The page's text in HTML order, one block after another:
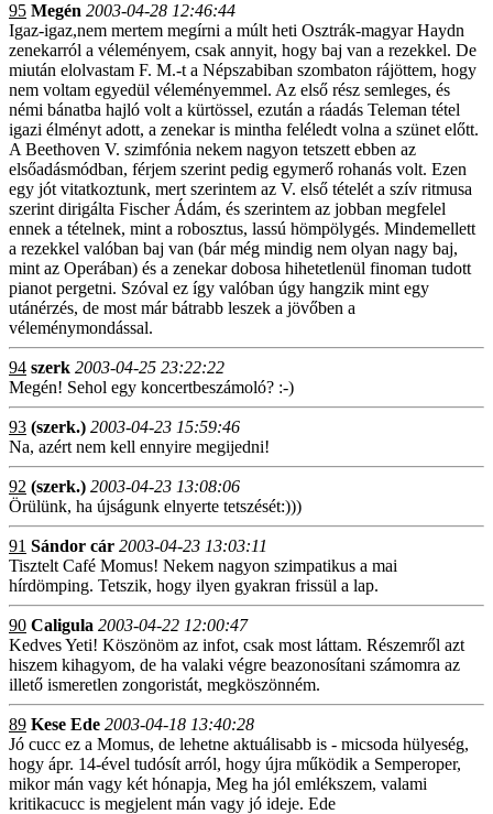
95 Megén 2003-04-28 12:46:44
Igaz-igaz,nem mertem megírni a múlt heti Osztrák-magyar Haydn
zenekarról a véleményem, csak annyit, hogy baj van a rezekkel. De
miután elolvastam F. M.-t a Népszabiban szombaton rájöttem, hogy
nem voltam egyedül véleményemmel. Az első rész semleges, és
némi bánatba hajló volt a kürtössel, ezután a ráadás Teleman tétel
igazi élményt adott, a zenekar is mintha feléledt volna a szünet előtt.
A Beethoven V. szimfónia nekem nagyon tetszett ebben az
elsőadásmódban, férjem szerint pedig egymerő rohanás volt. Ezen
egy jót vitatkoztunk, mert szerintem az V. első tételét a szív ritmusa
szerint dirigálta Fischer Ádám, és szerintem az jobban megfelel
ennek a tételnek, mint a robosztus, lassú hömpölygés. Mindemellett
a rezekkel valóban baj van (bár még mindig nem olyan nagy baj,
mint az Operában) és a zenekar dobosa hihetetlenül finoman tudott
pianot pergetni. Szóval ez így valóban úgy hangzik mint egy
utánérzés, de most már bátrabb leszek a jövőben a
véleménymondással.
94 szerk 2003-04-25 23:22:22
Megén! Sehol egy koncertbeszámoló? :-)
93 (szerk.) 2003-04-23 15:59:46
Na, azért nem kell ennyire megijedni!
92 (szerk.) 2003-04-23 13:08:06
Örülünk, ha újságunk elnyerte tetszését:)))
91 Sándor cár 2003-04-23 13:03:11
Tisztelt Café Momus! Nekem nagyon szimpatikus a mai
hírdömping. Tetszik, hogy ilyen gyakran frissül a lap.
90 Caligula 2003-04-22 12:00:47
Kedves Yeti! Köszönöm az infot, csak most láttam. Részemről azt
hiszem kihagyom, de ha valaki végre beazonosítani számomra az
illető ismeretlen zongoristát, megköszönném.
89 Kese Ede 2003-04-18 13:40:28
Jó cucc ez a Momus, de lehetne aktuálisabb is - micsoda hülyeség,
hogy ápr. 14-ével tudósít arról, hogy újra működik a Semperoper,
mikor mán vagy két hónapja, Meg ha jól emlékszem, valami
kritikacucc is megjelent mán vagy jó ideje. Ede